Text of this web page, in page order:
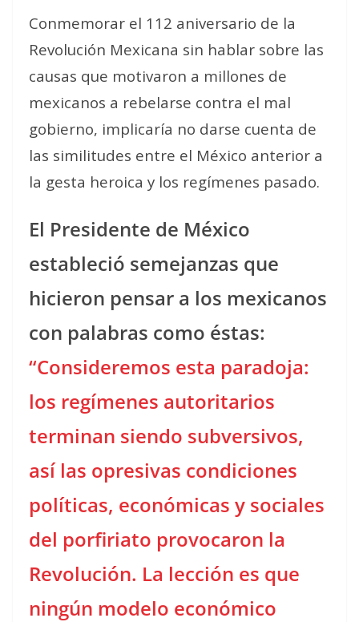
Conmemorar el 112 aniversario de la
Revolución Mexicana sin hablar sobre las
causas que motivaron a millones de
mexicanos a rebelarse contra el mal
gobierno, implicaría no darse cuenta de
las similitudes entre el México anterior a
la gesta heroica y los regímenes pasado.
El Presidente de México
estableció semejanzas que
hicieron pensar a los mexicanos
con palabras como éstas:
“Consideremos esta paradoja:
los regímenes autoritarios
terminan siendo subversivos,
así las opresivas condiciones
políticas, económicas y sociales
del porfiriato provocaron la
Revolución. La lección es que
ningún modelo económico